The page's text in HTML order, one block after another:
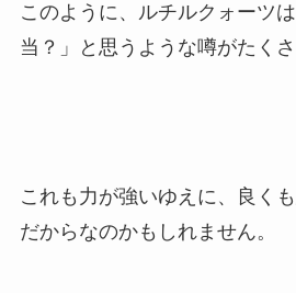
このように、ルチルクォーツ
当？」と思うような噂がたく
これも力が強いゆえに、良く
だからなのかもしれません。